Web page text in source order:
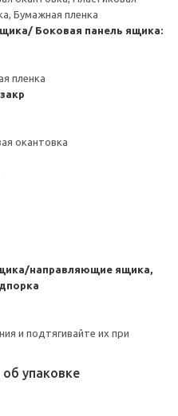
Бумажная пленка
Боковая панель ящика:
пленка
окантовка
направляющие ящика,
и подтягивайте их при
упаковке